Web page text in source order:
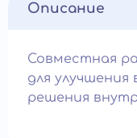
Описание
Совместная
для
решения